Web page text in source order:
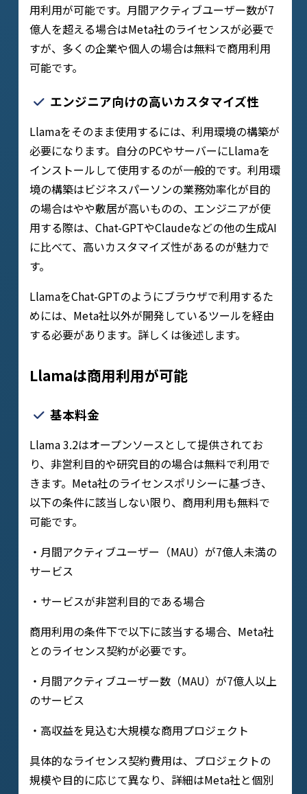
用利用が可能です。月間アクティブユーザー数が7
億人を超える場合はMeta社のライセンスが必要で
すが、多くの企業や個人の場合は無料で商用利用
可能です。
エンジニア向けの高いカスタマイズ性
Llamaをそのまま使用するには、利用環境の構築が
必要になります。自分のPCやサーバーにLlamaを
インストールして使用するのが一般的です。利用環
境の構築はビジネスパーソンの業務効率化が目的
の場合はやや敷居が高いものの、エンジニアが使
用する際は、Chat-GPTやClaudeなどの他の生成AI
に比べて、高いカスタマイズ性があるのが魅力で
す。
LlamaをChat-GPTのようにブラウザで利用するた
めには、Meta社以外が開発しているツールを経由
する必要があります。詳しくは後述します。
Llamaは商用利用が可能
基本料金
Llama 3.2はオープンソースとして提供されてお
り、非営利目的や研究目的の場合は無料で利用で
きます。Meta社のライセンスポリシーに基づき、
以下の条件に該当しない限り、商用利用も無料で
可能です。
・月間アクティブユーザー（MAU）が7億人未満の
サービス
・サービスが非営利目的である場合
商用利用の条件下で以下に該当する場合、Meta社
とのライセンス契約が必要です。
・月間アクティブユーザー数（MAU）が7億人以上
のサービス
・高収益を見込む大規模な商用プロジェクト
具体的なライセンス契約費用は、プロジェクトの
規模や目的に応じて異なり、詳細はMeta社と個別